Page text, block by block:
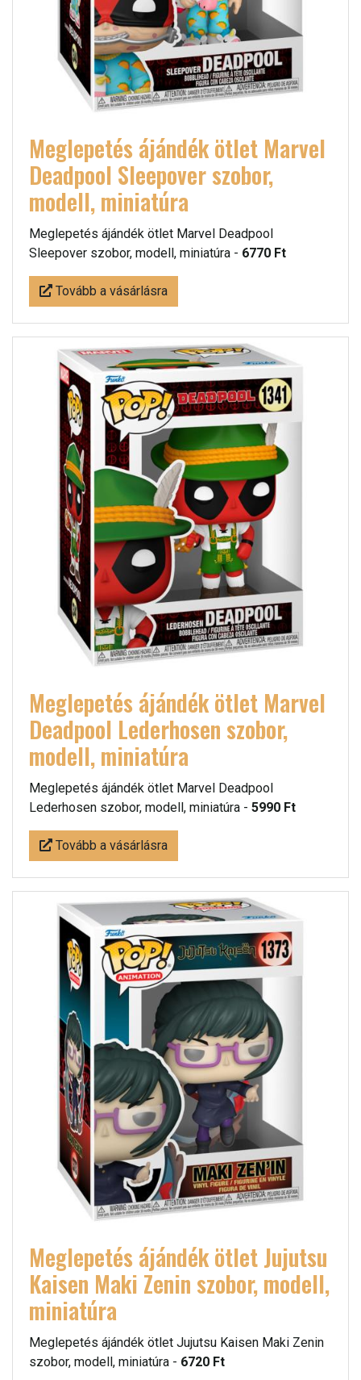
Meglepetés ájándék ötlet Marvel
Deadpool Sleepover szobor,
modell, miniatúra
Meglepetés ájándék ötlet Marvel Deadpool
Sleepover szobor, modell, miniatúra - 6770 Ft
Tovább a vásárlásra
Meglepetés ájándék ötlet Marvel
Deadpool Lederhosen szobor,
modell, miniatúra
Meglepetés ájándék ötlet Marvel Deadpool
Lederhosen szobor, modell, miniatúra - 5990 Ft
Tovább a vásárlásra
Meglepetés ájándék ötlet Jujutsu
Kaisen Maki Zenin szobor, modell,
miniatúra
Meglepetés ájándék ötlet Jujutsu Kaisen Maki Zenin
szobor, modell, miniatúra - 6720 Ft